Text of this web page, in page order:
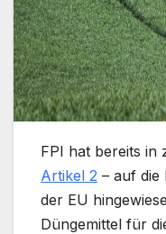
FPI hat bereits in
Artikel 2 – auf die
der EU
Düngemittel für